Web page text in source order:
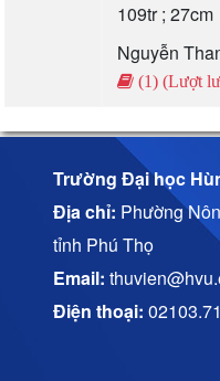
109tr ; 27cm
Nguyễn
(1) (Lượt
Trường Đại học
Địa chỉ: Phường
tỉnh Phú Thọ
Email:
Điện thoại: